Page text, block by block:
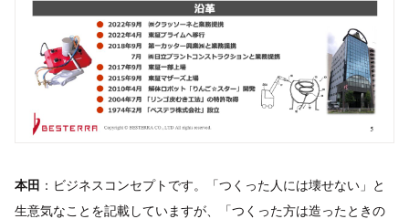
本田 ：ビジネスコンセプトです。「つくった人には壊せない」と
生意気なことを記載していますが、「つくった方は造ったときの